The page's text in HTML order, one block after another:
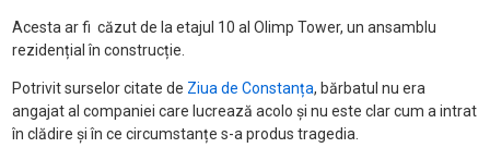
Acesta ar fi căzut de la etajul 10 al Olimp Tower, un ansamblu
rezidențial în construcție.
Potrivit surselor citate de Ziua de Constanța, bărbatul nu era
angajat al companiei care lucrează acolo și nu este clar cum a intrat
în clădire și în ce circumstanțe s-a produs tragedia.